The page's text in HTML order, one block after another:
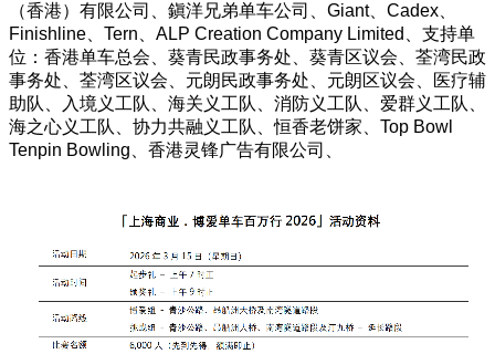
（香港）有限公司、鎭洋兄弟单车公司、Giant、Cadex、
Finishline、Tern、ALP Creation Company Limited、支持单
位：香港单车总会、葵青民政事务处、葵青区议会、荃湾民政
事务处、荃湾区议会、元朗民政事务处、元朗区议会、医疗辅
助队、入境义工队、海关义工队、消防义工队、爱群义工队、
海之心义工队、协力共融义工队、恒香老饼家、Top Bowl
Tenpin Bowling、香港灵锋广告有限公司、